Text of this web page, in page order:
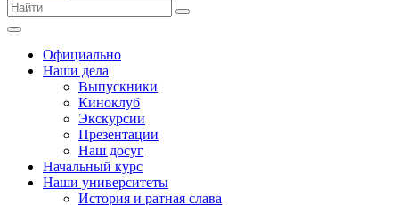
Официально
Наши дела
Выпускники
Киноклуб
Экскурсии
Презентации
Наш досуг
Начальный курс
Наши университеты
История и ратная слава